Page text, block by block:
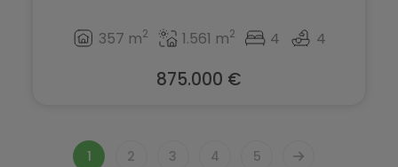
357 m2 1.561 m2 4 4
875.000 €
1 2 3 4 5